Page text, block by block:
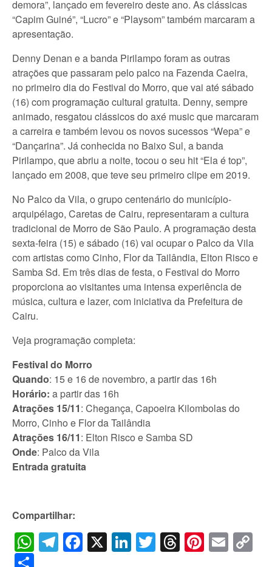
demora”, lançado em fevereiro deste ano. As clássicas
“Capim Guiné”, “Lucro” e “Playsom” também marcaram a
apresentação.
Denny Denan e a banda Pirilampo foram as outras
atrações que passaram pelo palco na Fazenda Caeira,
no primeiro dia do Festival do Morro, que vai até sábado
(16) com programação cultural gratuita. Denny, sempre
animado, resgatou clássicos do axé music que marcaram
a carreira e também levou os novos sucessos “Wepa” e
“Dançarina”. Já conhecida no Baixo Sul, a banda
Pirilampo, que abriu a noite, tocou o seu hit “Ela é top”,
lançado em 2008, que teve seu primeiro clipe em 2019.
No Palco da Vila, o grupo centenário do município-
arquipélago, Caretas de Cairu, representaram a cultura
tradicional de Morro de São Paulo. A programação desta
sexta-feira (15) e sábado (16) vai ocupar o Palco da Vila
com artistas como Cinho, Flor da Tailândia, Elton Risco e
Samba Sd. Em três dias de festa, o Festival do Morro
proporciona ao visitantes uma intensa experiência de
música, cultura e lazer, com iniciativa da Prefeitura de
Cairu.
Veja programação completa:
Festival do Morro
Quando: 15 e 16 de novembro, a partir das 16h
Horário: a partir das 16h
Atrações 15/11: Chegança, Capoeira Kilombolas do
Morro, Cinho e Flor da Tailândia
Atrações 16/11: Elton Risco e Samba SD
Onde: Palco da Vila
Entrada gratuita
Compartilhar:
WhatsApp
Telegram
Facebook
X LinkedIn
Twitter
Threads